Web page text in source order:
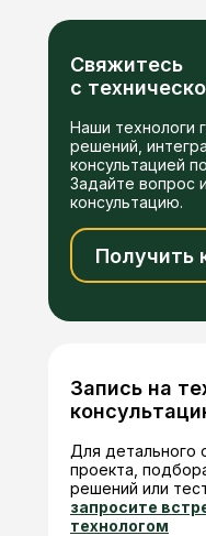
Наши технологи
решений,
консультацией
Задайте вопрос
консультацию.
Для детального
проекта,
решений или
запросите
технологом
Свяжитесь
с
Получить
Запись на